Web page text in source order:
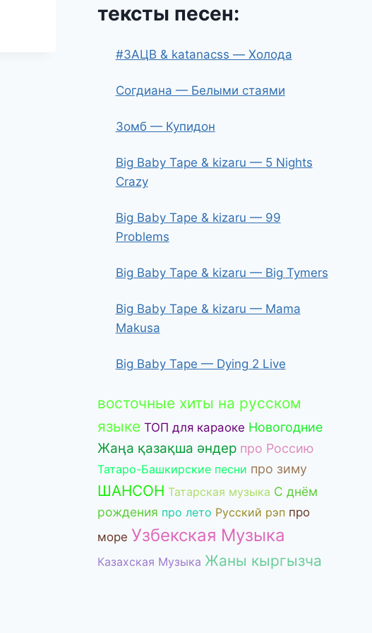
тексты песен:
#ЗАЦВ & katanacss — Холода
Согдиана — Белыми стаями
Зомб — Купидон
Big Baby Tape & kizaru — 5 Nights
Crazy
Big Baby Tape & kizaru — 99
Problems
Big Baby Tape & kizaru — Big Tymers
Big Baby Tape & kizaru — Mama
Makusa
Big Baby Tape — Dying 2 Live
восточные хиты на русском
языке ТОП для караоке Новогодние
Жаңа қазақша әндер про Россию
Татаро-Башкирские песни про зиму
ШАНСОН Татарская музыка С днём
рождения про лето Русский рэп про
море Узбекская Музыка
Казахская Музыка Жаны кыргызча